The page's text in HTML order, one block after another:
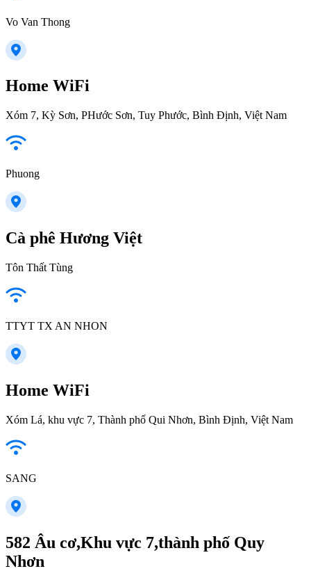
Vo Van Thong
Home WiFi
Xóm 7, Kỳ Sơn, PHước Sơn, Tuy Phước, Bình Định, Việt Nam
Phuong
Cà phê Hương Việt
Tôn Thất Tùng
TTYT TX AN NHON
Home WiFi
Xóm Lá, khu vực 7, Thành phố Qui Nhơn, Bình Định, Việt Nam
SANG
582 Âu cơ,Khu vực 7,thành phố Quy
Nhơn